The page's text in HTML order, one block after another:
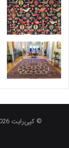
© کپی‌رایت 2026, تمامی حقوق متعلق است به |